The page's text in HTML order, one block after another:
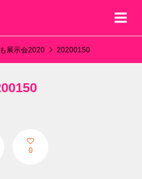
展示会2020 20200150
0